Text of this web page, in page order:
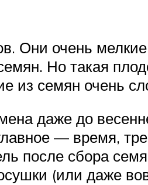
Они очень
Но такая
из семян очень
даже до
— время,
после сбора
(или даже